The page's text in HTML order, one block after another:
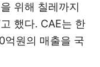
위해 칠레까지
했다. CAE는 한
억원의 매출을 국